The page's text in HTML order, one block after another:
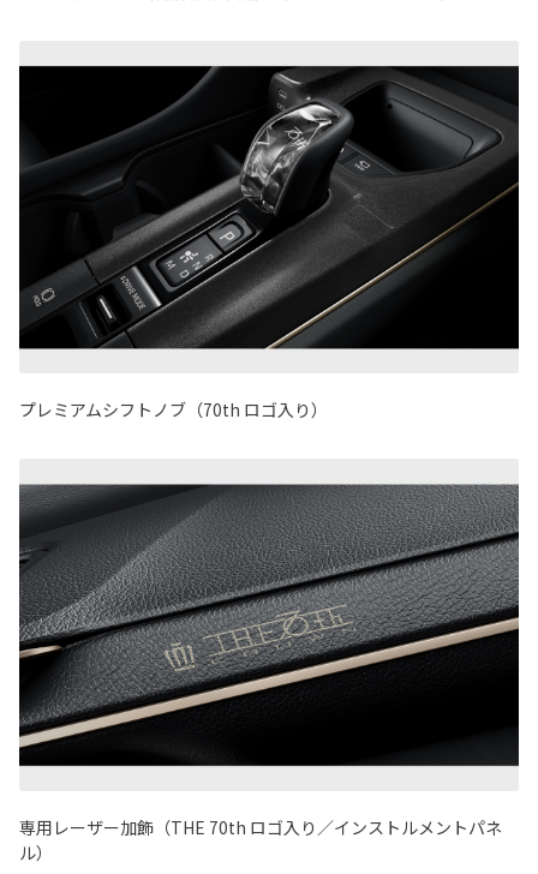
プレミアムシフトノブ（70th ロゴ入り）
専用レーザー加飾（THE 70th ロゴ入り／インストルメントパネ
ル）